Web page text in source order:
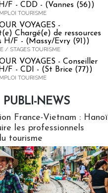
F - CDD - (Vannes (56))
TOURISME
VOYAGES -
Chargé(e) de ressources
H/F - (Massy/Evry (91))
/ STAGES TOURISME
VOYAGES - Conseiller
F - CDI - (St Brice (77))
TOURISME
PUBLI-NEWS
France-Vietnam : Hanoï
les professionnels
tourisme